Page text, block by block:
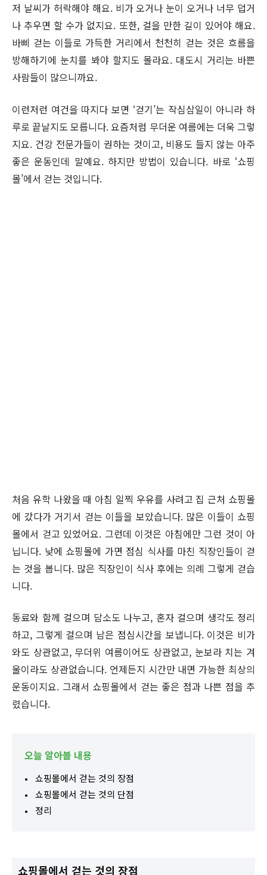
저 날씨가 허락해야 해요. 비가 오거나 눈이 오거나 너무 덥거
나 추우면 할 수가 없지요. 또한, 걸을 만한 길이 있어야 해요.
바삐 걷는 이들로 가득한 거리에서 천천히 걷는 것은 흐름을
방해하기에 눈치를 봐야 할지도 몰라요. 대도시 거리는 바쁜
사람들이 많으니까요.
이런저런 여건을 따지다 보면 ‘걷기’는 작심삼일이 아니라 하
루로 끝날지도 모릅니다. 요즘처럼 무더운 여름에는 더욱 그렇
지요. 건강 전문가들이 권하는 것이고, 비용도 들지 않는 아주
좋은 운동인데 말예요. 하지만 방법이 있습니다. 바로 ‘쇼핑
몰’에서 걷는 것입니다.
처음 유학 나왔을 때 아침 일찍 우유를 사려고 집 근처 쇼핑몰
에 갔다가 거기서 걷는 이들을 보았습니다. 많은 이들이 쇼핑
몰에서 걷고 있었어요. 그런데 이것은 아침에만 그런 것이 아
닙니다. 낮에 쇼핑몰에 가면 점심 식사를 마친 직장인들이 걷
는 것을 봅니다. 많은 직장인이 식사 후에는 의례 그렇게 걷습
니다.
동료와 함께 걸으며 담소도 나누고, 혼자 걸으며 생각도 정리
하고, 그렇게 걸으며 남은 점심시간을 보냅니다. 이것은 비가
와도 상관없고, 무더위 여름이어도 상관없고, 눈보라 치는 겨
울이라도 상관없습니다. 언제든지 시간만 내면 가능한 최상의
운동이지요. 그래서 쇼핑몰에서 걷는 좋은 점과 나쁜 점을 추
렸습니다.
오늘 알아볼 내용
쇼핑몰에서 걷는 것의 장점
쇼핑몰에서 걷는 것의 단점
정리
쇼핑몰에서 걷는 것의 장점